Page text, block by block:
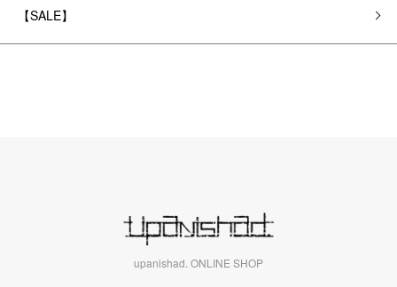
【SALE】
upanishad. ONLINE SHOP